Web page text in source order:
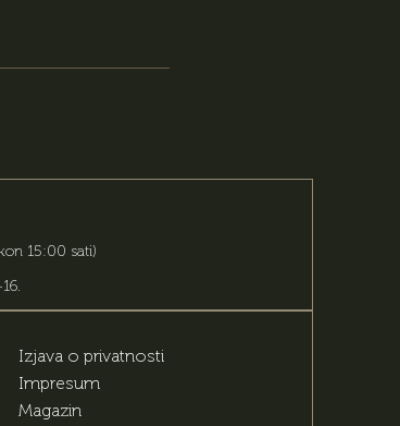
15:00 sati)
.
Izjava o privatnosti
Impresum
Magazin